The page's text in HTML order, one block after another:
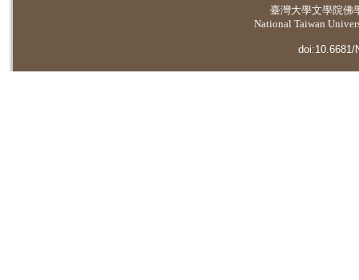
臺灣大學文學院佛
National Taiwan
doi:10.6681/